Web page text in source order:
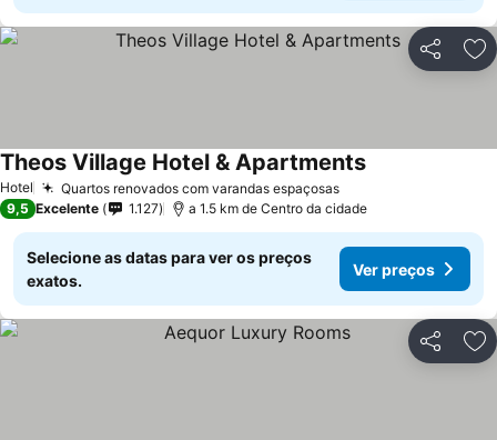
Partilhar
Hotel Quartos renovados com varandas espaçosas
Theos Village Hotel & Apartments
9,5 Excelente 1.127 a 1.5 km de Centro da cidade
Selecione as datas para ver os preços
exatos.
Ver preços
Partilhar